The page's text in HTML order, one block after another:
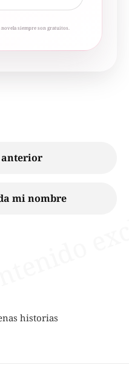
siempre son gratuitos.
mi nombre
historias